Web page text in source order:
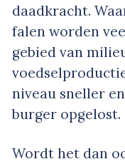
daadkracht.
falen worden
gebied van
niveau sneller
burger opgelost.
Wordt het dan